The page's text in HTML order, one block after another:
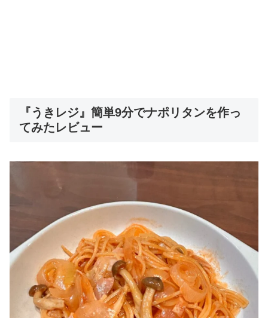
『うきレジ』簡単9分でナポリタンを作っ
てみたレビュー